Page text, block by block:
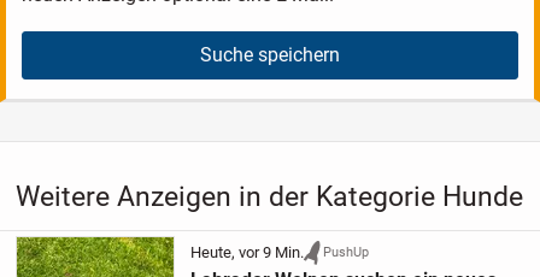
Suche speichern
Weitere Anzeigen in der Kategorie Hunde
Heute, vor 9 Min. PushUp